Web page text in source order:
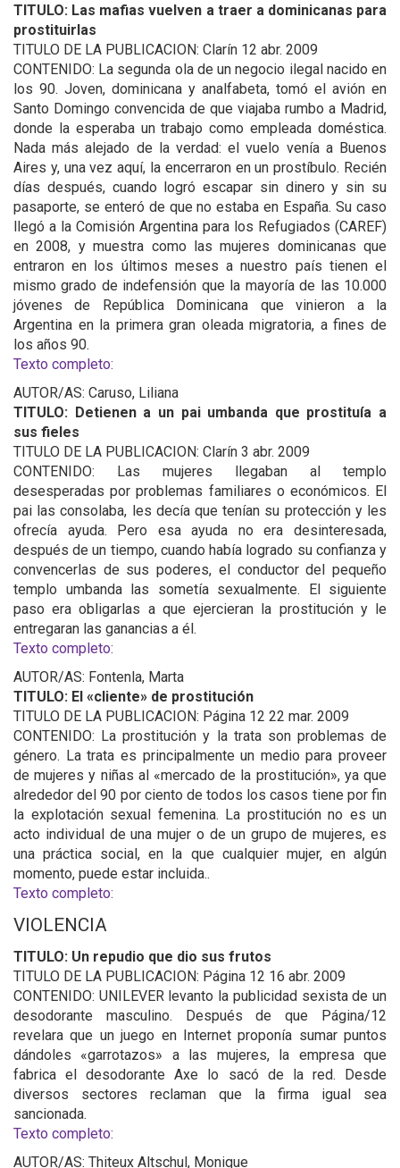
TITULO: Las mafias vuelven a traer a dominicanas para
prostituirlas
TITULO DE LA PUBLICACION: Clarín 12 abr. 2009
CONTENIDO: La segunda ola de un negocio ilegal nacido en
los 90. Joven, dominicana y analfabeta, tomó el avión en
Santo Domingo convencida de que viajaba rumbo a Madrid,
donde la esperaba un trabajo como empleada doméstica.
Nada más alejado de la verdad: el vuelo venía a Buenos
Aires y, una vez aquí, la encerraron en un prostíbulo. Recién
días después, cuando logró escapar sin dinero y sin su
pasaporte, se enteró de que no estaba en España. Su caso
llegó a la Comisión Argentina para los Refugiados (CAREF)
en 2008, y muestra como las mujeres dominicanas que
entraron en los últimos meses a nuestro país tienen el
mismo grado de indefensión que la mayoría de las 10.000
jóvenes de República Dominicana que vinieron a la
Argentina en la primera gran oleada migratoria, a fines de
los años 90.
Texto completo:
AUTOR/AS: Caruso, Liliana
TITULO: Detienen a un pai umbanda que prostituía a
sus fieles
TITULO DE LA PUBLICACION: Clarín 3 abr. 2009
CONTENIDO: Las mujeres llegaban al templo
desesperadas por problemas familiares o económicos. El
pai las consolaba, les decía que tenían su protección y les
ofrecía ayuda. Pero esa ayuda no era desinteresada,
después de un tiempo, cuando había logrado su confianza y
convencerlas de sus poderes, el conductor del pequeño
templo umbanda las sometía sexualmente. El siguiente
paso era obligarlas a que ejercieran la prostitución y le
entregaran las ganancias a él.
Texto completo:
AUTOR/AS: Fontenla, Marta
TITULO: El «cliente» de prostitución
TITULO DE LA PUBLICACION: Página 12 22 mar. 2009
CONTENIDO: La prostitución y la trata son problemas de
género. La trata es principalmente un medio para proveer
de mujeres y niñas al «mercado de la prostitución», ya que
alrededor del 90 por ciento de todos los casos tiene por fin
la explotación sexual femenina. La prostitución no es un
acto individual de una mujer o de un grupo de mujeres, es
una práctica social, en la que cualquier mujer, en algún
momento, puede estar incluida..
Texto completo:
VIOLENCIA
TITULO: Un repudio que dio sus frutos
TITULO DE LA PUBLICACION: Página 12 16 abr. 2009
CONTENIDO: UNILEVER levanto la publicidad sexista de un
desodorante masculino. Después de que Página/12
revelara que un juego en Internet proponía sumar puntos
dándoles «garrotazos» a las mujeres, la empresa que
fabrica el desodorante Axe lo sacó de la red. Desde
diversos sectores reclaman que la firma igual sea
sancionada.
Texto completo:
AUTOR/AS: Thiteux Altschul, Monique